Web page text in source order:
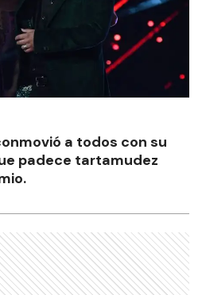
a todos con su
padece tartamudez